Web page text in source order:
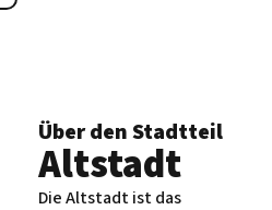
Über den Stadtteil
Altstadt
Die Altstadt ist das